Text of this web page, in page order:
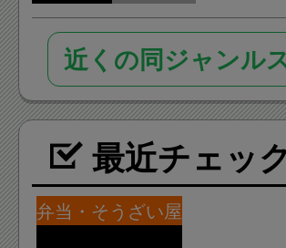
近くの同ジャンル
最近チェッ
弁当・そうざい屋